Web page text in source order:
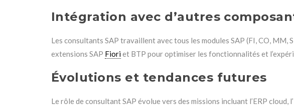
Intégration avec d’autres
Les consultants SAP travaillent avec tous les modules SAP (FI, CO,
extensions SAP Fioriet BTP pour optimiser les fonctionnalités et
Évolutions et tendances futures
Le rôle de consultant SAP évolue vers des missions incluant l’ERP cloud,